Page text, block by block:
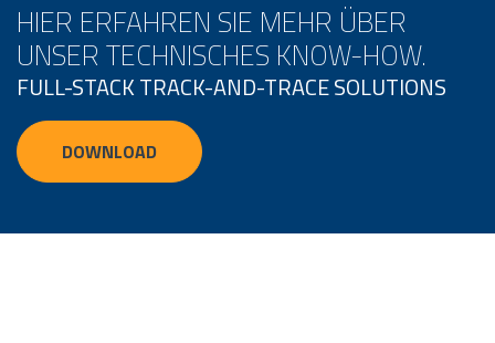
HIER ERFAHREN SIE MEHR ÜBER
UNSER TECHNISCHES KNOW-HOW.
FULL-STACK TRACK-AND-TRACE SOLUTIONS
DOWNLOAD